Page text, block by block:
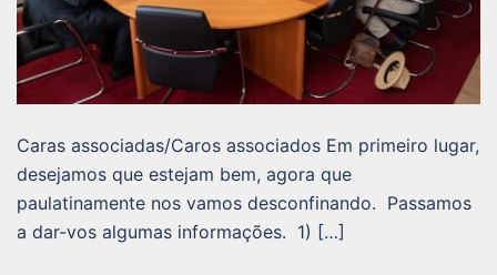
Caras associadas/Caros associados Em primeiro lugar,
desejamos que estejam bem, agora que
paulatinamente nos vamos desconfinando. Passamos
a dar-vos algumas informações. 1) […]